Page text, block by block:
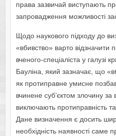
права зазвичай виступають
запровадження можливості
Щодо наукового підходу до
«вбивство» варто відзначити
вченого-спеціаліста у галузі
Бауліна, який зазначає, що
як протиправне умисне
вчинене суб’єктом злочину за
виключають протиправність
Дане визначення є досить
необхідність наявності саме